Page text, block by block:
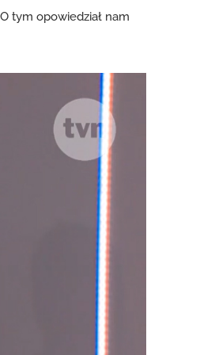
tym opowiedział nam